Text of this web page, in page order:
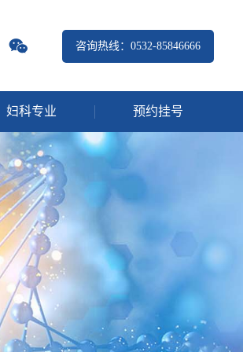
咨询热线：0532-85846666
妇科专业 预约挂号